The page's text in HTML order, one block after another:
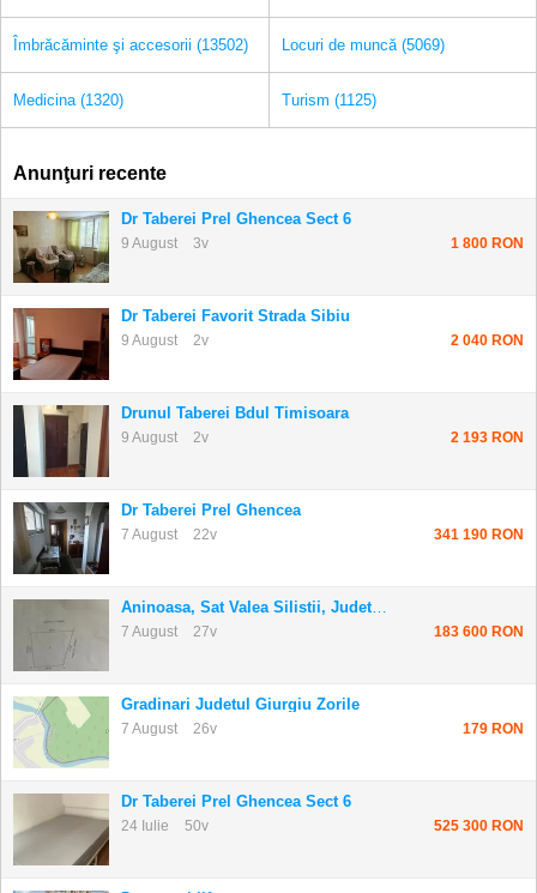
Îmbrăcăminte şi accesorii (13502) Locuri de muncă (5069)
Medicina (1320) Turism (1125)
Anunţuri recente
Dr Taberei Prel Ghencea Sect 6
9 August 3v 1 800 RON
Dr Taberei Favorit Strada Sibiu
9 August 2v 2 040 RON
Drunul Taberei Bdul Timisoara
9 August 2v 2 193 RON
Dr Taberei Prel Ghencea
7 August 22v 341 190 RON
7 August 27v 183 600 RON
Gradinari Judetul Giurgiu Zorile
7 August 26v 179 RON
Dr Taberei Prel Ghencea Sect 6
24 Iulie 50v 525 300 RON